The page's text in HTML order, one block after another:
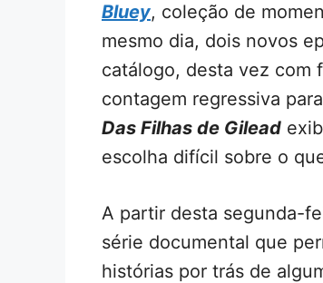
Bluey, coleção de
mesmo dia, dois novos
catálogo, desta vez com
contagem regressiva
Das Filhas de Gilead
escolha difícil sobre o
A partir desta segunda-
série documental que
histórias por trás de